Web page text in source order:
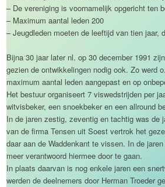
– De vereniging is voornamelijk opgericht ten
– Maximum aantal leden 200
– Jeugdleden moeten de leeftijd van tien jaar,
Bijna 30 jaar later nl. op 30 december 1991
gezien de ontwikkelingen nodig ook. Zo werd
maximum aantal leden aangepast en op
Het bestuur organiseert 7 viswedstrijden per
witvisbeker, een snoekbeker en een allround
In de jaren zestig, zeventig en tachtig was de
van de firma Tensen uit Soest vertrok het
daar aan de Waddenkant te vissen. In de
meer verantwoord hiermee door te gaan.
In plaats daarvan is nog enkele jaren een
werden de deelnemers door Herman Troeder